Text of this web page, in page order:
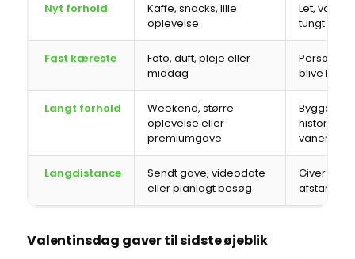
Nyt forhold
Kaffe, snacks, lille
oplevelse
Let, varmt
tungt
Fast kæreste
Foto, duft, pleje eller
middag
Personligt
blive for
Langt forhold
Weekend, større
oplevelse eller
premiumgave
Bygger
historie
vaner
Langdistance
Sendt gave, videodate
eller planlagt besøg
Giver
afstand
Valentinsdag gaver til sidste øjeblik